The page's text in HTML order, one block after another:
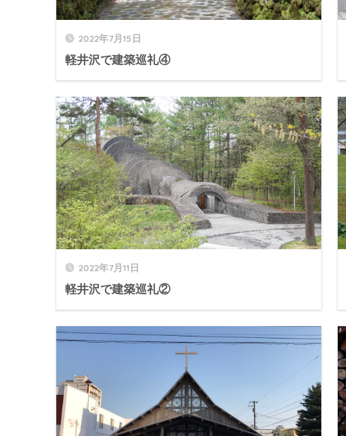
2022年7月15日
軽井沢で建築巡礼④
2022年7月11日
軽井沢で建築巡礼②